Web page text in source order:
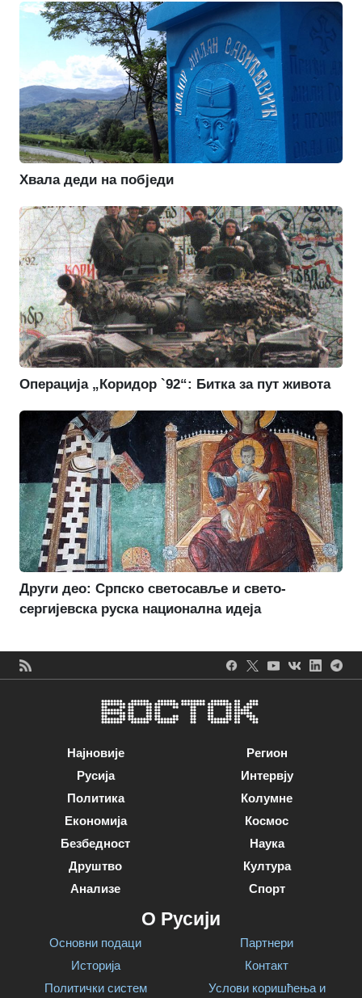
Хвала деди на побједи
Операција „Коридор `92“: Битка за пут живота
Други део: Српско светосавље и свето-
сергијевска руска национална идеја
Најновије
Русија
Политика
Економија
Безбедност
Друштво
Анализе
Регион
Интервју
Колумне
Космос
Наука
Култура
Спорт
О Русији
Основни подаци
Историја
Политички систем
Партнери
Контакт
Услови коришћења и